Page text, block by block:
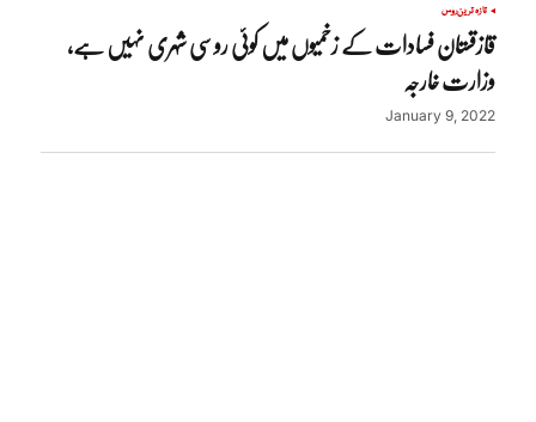
تازہ ترینروس
قازقستان فسادات کے زخمیوں میں کوئی روسی شہری نہیں ہے،
وزارت خارجہ
January 9, 2022